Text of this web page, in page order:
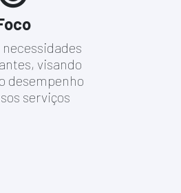
visando
desempenho
serviços